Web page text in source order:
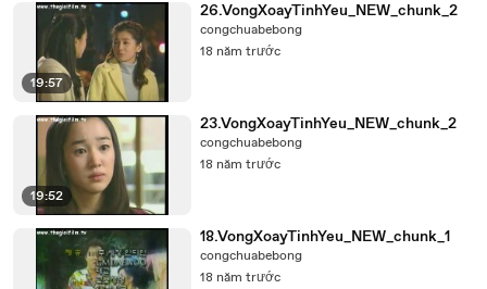
19:57
26.VongXoayTinhYeu_NEW_chunk_2
congchuabebong
18 năm trước
19:52
23.VongXoayTinhYeu_NEW_chunk_2
congchuabebong
18 năm trước
18.VongXoayTinhYeu_NEW_chunk_1
congchuabebong
18 năm trước